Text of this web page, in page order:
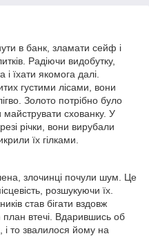
в банк, зламати сейф і
Радіючи видобутку,
і їхати якомога далі.
густими лісами, вони
Золото потрібно було
майструвати схованку. У
річки, вони вирубали
їх гілками.
злочинці почули шум. Це
розшукуючи їх.
став бігати вздовж
втечі. Вдарившись об
і то звалилося йому на